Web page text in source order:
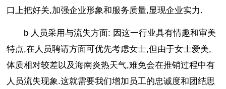
口上把好关,加强企业形象和服务质量,显现企业实力.
b 人员采用与流失方面: 因这一行业具有情趣和审美
特点,在人员聘请方面可优先考虑女士,但由于女士爱美,
体质相对较差以及海南炎热天气,难免会在推销过程中有
人员流失现象.这就需要我们增加员工的忠诚度和团结思